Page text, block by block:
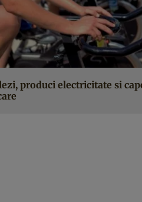
produci electricitate si